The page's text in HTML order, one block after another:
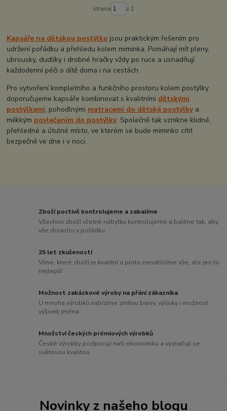
strana z 1
Kapsáře na dětskou postýlku jsou praktickým řešením pro
udržení pořádku a přehledu kolem miminka. Pomáhají mít pleny,
ubrousky, dudlíky i drobné hračky vždy po ruce a usnadňují
každodenní péči o dítě doma i na cestách.
Pro vytvoření kompletního a funkčního prostoru kolem postýlky
doporučujeme kapsáře kombinovat s kvalitními dětskými
postýlkami, pohodlnými matracemi do dětské postýlkya
měkkým povlečením do postýlky. Společně tak vznikne klidné,
přehledné a útulné místo, ve kterém se bude miminko cítit
bezpečně ve dne i v noci.
Zboží poctivě kontrolujeme a zabalíme
Všechno zboží včetně nábytku kontrolujeme a balíme tak, aby
vše dorazilo v pořádku
25 let zkušeností
Víme, které zboží je kvalitní a proto nenabízíme vše, ale jen to
nejlepší
Možnost zakázkové výroby na přání zákazníka
U mnoha výrobků nabízíme změnu barvy, výšivky i možnost
výšivek jména
Množství českých prémiových výrobků
České výrobky podporují naši ekonomiku a vyznačují se
světovou kvalitou
Novinky z našeho blogu